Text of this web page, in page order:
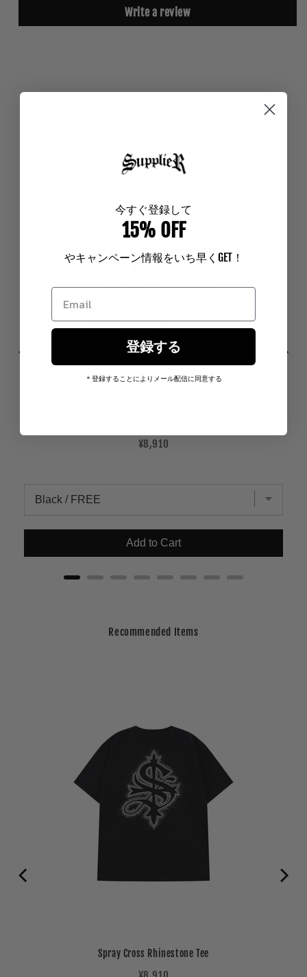
Write a review
Price
¥8,910
Add to Cart
Recommended Items
Spray Cross Rhinestone Tee
今すぐ登録して
15% OFF
やキャンペーン情報をいち早く GET！
登録する
＊登録することによりメール配信に同意する